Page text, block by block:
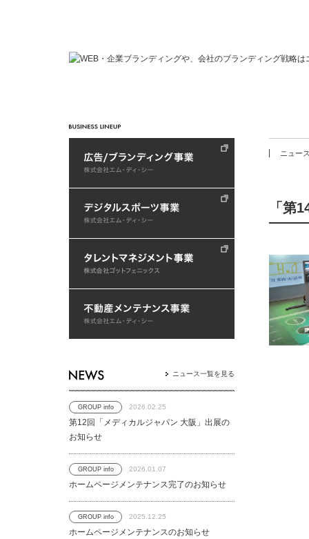
GROUP info 2026.02.25
第12回「メディカルジャパン 大阪」出展の
お知らせ
GROUP info 2026.01.07
ホームページメンテナンス完了のお知らせ
GROUP info 2025.12.25
ホームページメンテナンスのお知らせ
ニュース一覧を見る
ニュー
「第